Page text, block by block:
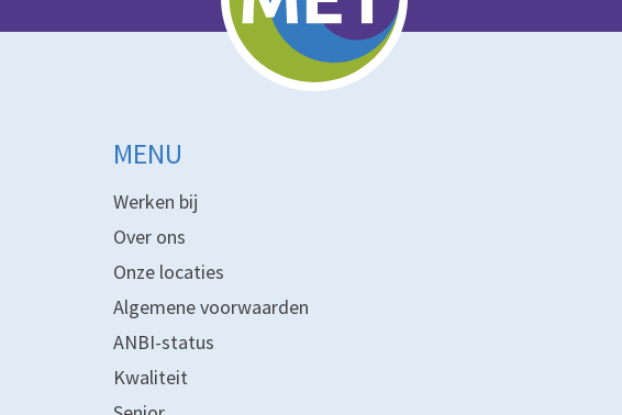
MENU
Werken bij
Over ons
Onze locaties
Algemene voorwaarden
ANBI-status
Kwaliteit